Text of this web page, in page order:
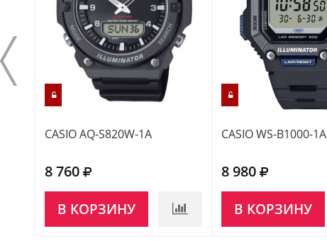
CASIO AQ-S820W-1A
8 760
В КОРЗИНУ
CASIO WS-B1000-1A
8 980
В КОРЗИНУ